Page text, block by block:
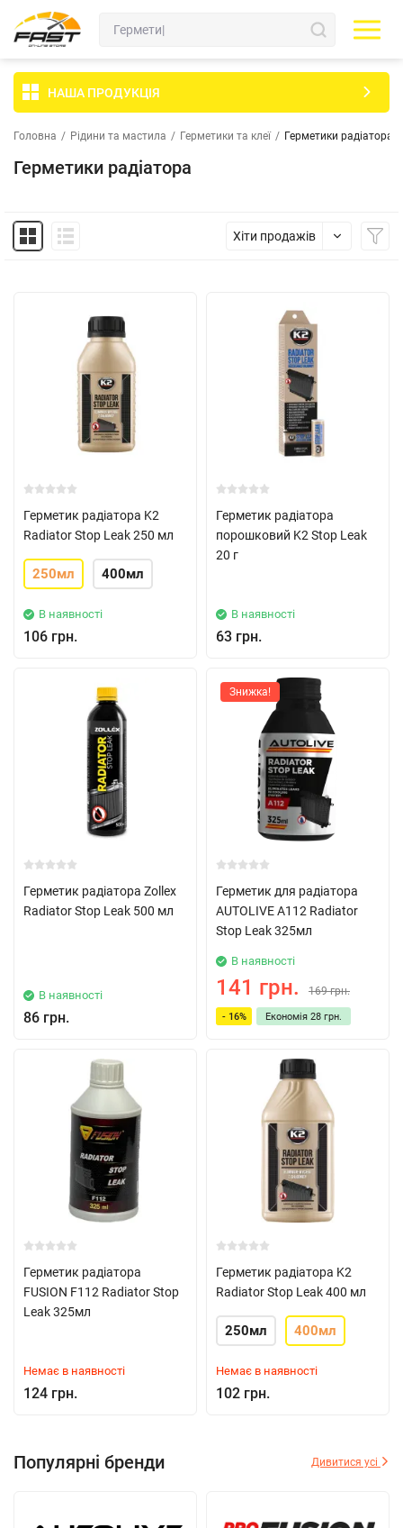
НАША ПРОДУКЦІЯ
Головна / Рідини та мастила / Герметики та клеї / Герметики радіатора
Герметики радіатора
Хіти продажів
Герметик радіатора K2
Radiator Stop Leak 250 мл
250мл 400мл
В наявності
106 грн.
Герметик радіатора
порошковий K2 Stop Leak
20 г
В наявності
63 грн.
Герметик радіатора Zollex
Radiator Stop Leak 500 мл
В наявності
86 грн.
Знижка!
Герметик для радіатора
AUTOLIVE A112 Radiator
Stop Leak 325мл
В наявності
141 грн. 169 грн.
- 16% Економія 28 грн.
Герметик радіатора
FUSION F112 Radiator Stop
Leak 325мл
Немає в наявності
124 грн.
Герметик радіатора K2
Radiator Stop Leak 400 мл
250мл 400мл
Немає в наявності
102 грн.
Популярні бренди Дивитися усі